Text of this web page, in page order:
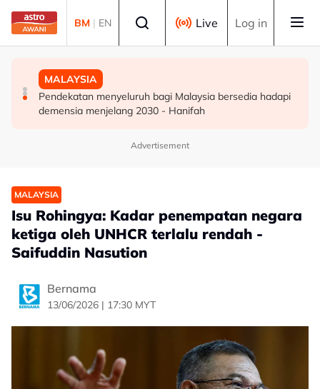
Skip to main content
BM | EN Live Log in
DUNIA
Kebakaran hutan di Gunung Bromo cecah 60 hektar,
sokongan udara digerakkan
DUNIA
Jerman naikkan anggaran kematian berkaitan haba
kepada hampir 12,000
MALAYSIA
Pendekatan menyeluruh bagi Malaysia bersedia hadapi
demensia menjelang 2030 - Hanifah
Advertisement
MALAYSIA
Isu Rohingya: Kadar penempatan negara
ketiga oleh UNHCR terlalu rendah -
Saifuddin Nasution
Bernama
13/06/2026 | 17:30 MYT